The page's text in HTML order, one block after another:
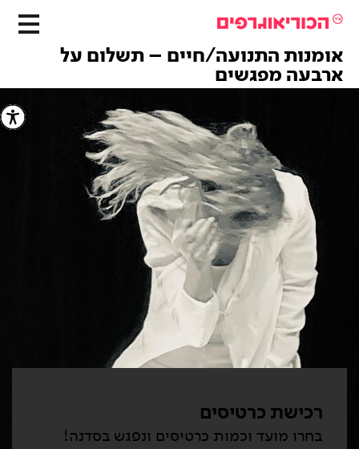
אומנות התנועה/חיים – תשלום על
ארבעה מפגשים
רכישת כרטיסים
בחרו מועד וכמות כרטיסים ונפגש בסדנה!